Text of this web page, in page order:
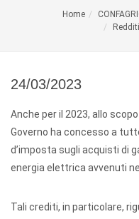
Home
24/03/2023
Anche per il 2023, allo
Governo ha concesso a
d’imposta sugli acquisti di
energia elettrica avvenuti
Tali crediti, in particolare,